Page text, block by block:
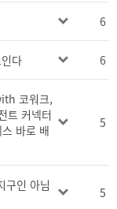
6
다 6
코워크,
트 커넥터
바로 배
5
구인 아님
5